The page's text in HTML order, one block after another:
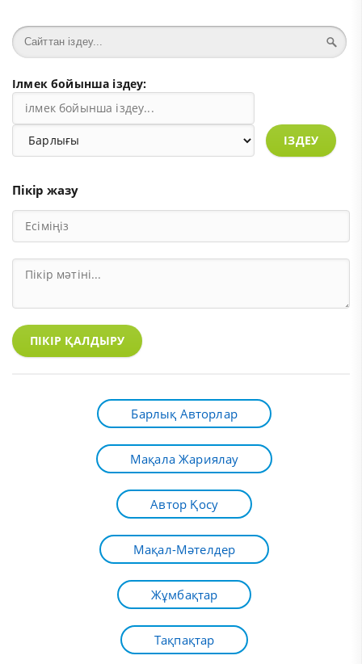
Ілмек бойынша іздеу:
ІЗДЕУ
Пікір жазу
ПІКІР ҚАЛДЫРУ
Барлық Авторлар
Мақала Жариялау
Автор Қосу
Мақал-Мәтелдер
Жұмбақтар
Тақпақтар